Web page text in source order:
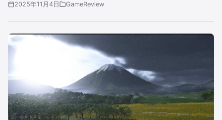
2025年11月4日 GameReview